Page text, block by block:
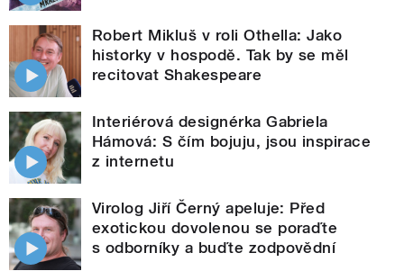
Robert Mikluš v roli Othella: Jako
historky v hospodě. Tak by se měl
recitovat Shakespeare
Interiérová designérka Gabriela
Hámová: S čím bojuju, jsou inspirace
z internetu
Virolog Jiří Černý apeluje: Před
exotickou dovolenou se poraďte
s odborníky a buďte zodpovědní